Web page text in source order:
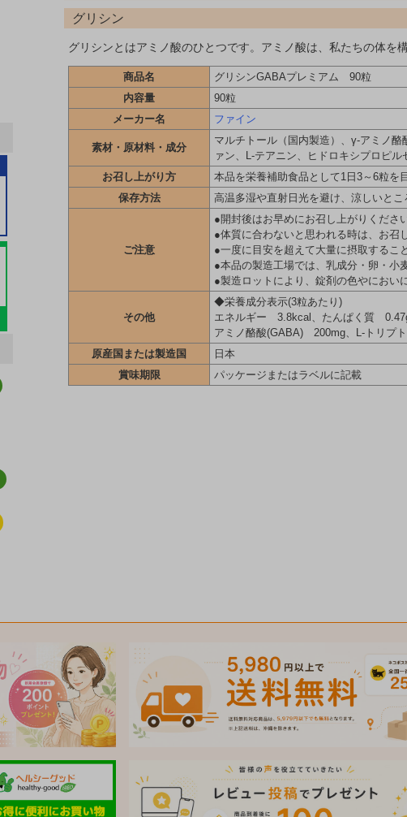
グリシン
グリシンとはアミノ酸のひとつです。アミノ酸は、私たちの体を
商品名
グリシンGABAプレミアム 90粒
内容量
90粒
メーカー名
ファイン
素材・原材料・成分
マルチトール（国内製造）、γ-アミノ
ァン、L-テアニン、ヒドロキシプロピ
お召し上がり方
本品を栄養補助食品として1日3～6粒を
保存方法
高温多湿や直射日光を避け、涼しいとこ
ご注意
●開封後はお早めにお召し上がりください
●体質に合わないと思われる時は、お召
●一度に目安を超えて大量に摂取するこ
●本品の製造工場では、乳成分・卵・小
●製造ロットにより、錠剤の色やにおい
その他
◆栄養成分表示(3粒あたり)
エネルギー 3.8kcal、たんぱく質
アミノ酪酸(GABA) 200mg、L-トリプ
原産国または製造国
日本
賞味期限
パッケージまたはラベルに記載